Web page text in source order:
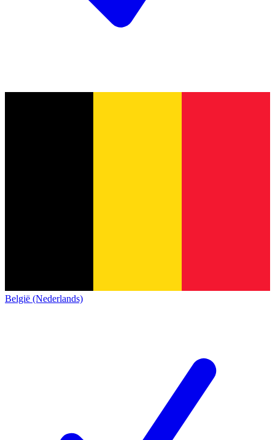
België (Nederlands)